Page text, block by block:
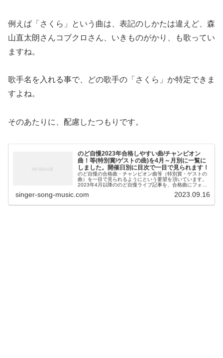
例えば「さくら」という曲は、表記のしかたは違えど、森
山直太朗さんコブクロさん、いきものがかり、も歌ってい
ますね。
歌手名を入れる事で、どの歌手の「さくら」か特定できま
すよね。
そのあたりに、配慮したつもりです。
のど自慢2023年合格しやすい曲/チャンピオン
曲！等(特別賞/ゲストの曲)を4月～月別に一覧に
しました。開催日別に目次で一目で見られます！
のど自慢の合格曲・チャンピオン曲等（特別賞・ゲストの
曲）を一目で見られるようにという要望を頂いています。
2023年4月以降ののど自慢ライブ記事を、合格曲にフォー
の歌を歌った歌手の名前も入れ...
singer-song-music.com 2023.09.16